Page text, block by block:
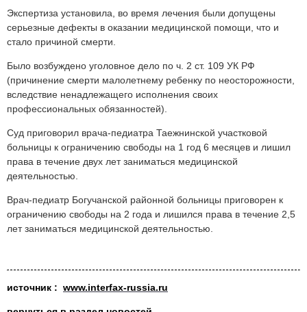
Экспертиза установила, во время лечения были допущены
серьезные дефекты в оказании медицинской помощи, что и
стало причиной смерти.
Было возбуждено уголовное дело по ч. 2 ст. 109 УК РФ
(причинение смерти малолетнему ребенку по неосторожности,
вследствие ненадлежащего исполнения своих
профессиональных обязанностей).
Суд приговорил врача-педиатра Таежнинской участковой
больницы к ограничению свободы на 1 год 6 месяцев и лишил
права в течение двух лет заниматься медицинской
деятельностью.
Врач-педиатр Богучанской районной больницы приговорен к
ограничению свободы на 2 года и лишился права в течение 2,5
лет заниматься медицинской деятельностью.
источник : www.interfax-russia.ru